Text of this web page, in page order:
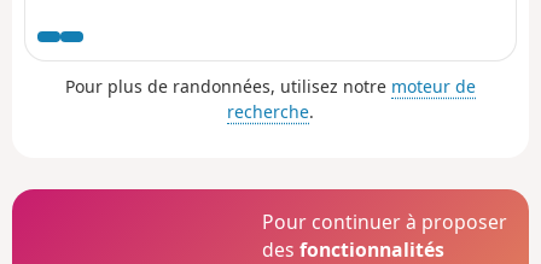
la clé, de belles découvertes. Retrouvez le récit de cette
étape dans le magazine Passion Vosges édité par les
DNA et L'Alsace. Tout le trajet se fait en suivant le
Rectangle Rouge, sauf indication contraire.
Pour plus de randonnées, utilisez notre moteur de
recherche.
Pour continuer à proposer
desfonctionnalités